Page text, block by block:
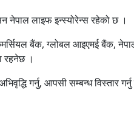
नेपाल लाइफ इन्स्योरेन्स रहेको छ ।
बैंक, ग्लोबल आइएमई बैंक,
रहनेछ ।
गर्नु, आपसी सम्बन्ध विस्तार